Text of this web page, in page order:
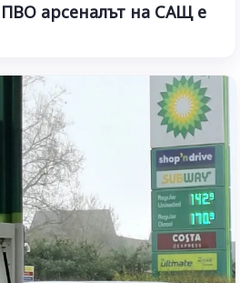
арсеналът на САЩ е